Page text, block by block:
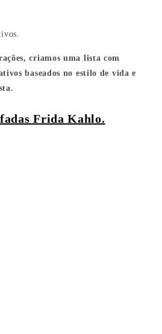
criamos uma lista com
baseados no estilo de vida e
Frida Kahlo.